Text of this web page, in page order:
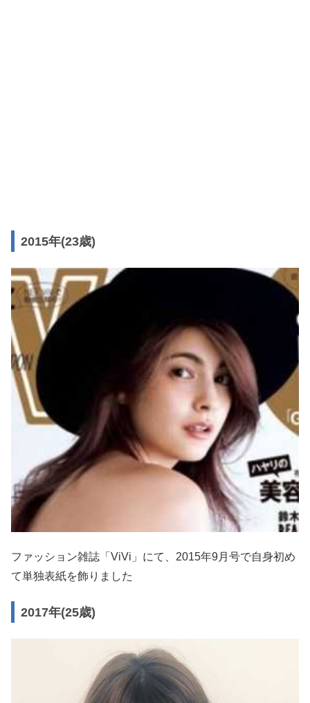
2015年(23歳)
ファッション雑誌「ViVi」にて、2015年9月号で自身初め
て単独表紙を飾りました
2017年(25歳)